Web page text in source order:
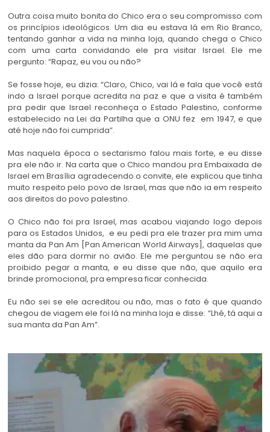
Outra coisa muito bonita do Chico era o seu compromisso com
os princípios ideológicos. Um dia eu estava lá em Rio Branco,
tentando ganhar a vida na minha loja, quando chega o Chico
com uma carta convidando ele pra visitar Israel. Ele me
pergunto: “Rapaz, eu vou ou não?
Se fosse hoje, eu dizia: “Claro, Chico, vai lá e fala que você está
indo a Israel porque acredita na paz e que a visita é também
pra pedir que Israel reconheça o Estado Palestino, conforme
estabelecido na Lei da Partilha que a ONU fez em 1947, e que
até hoje não foi cumprida”.
Mas naquela época o sectarismo falou mais forte, e eu disse
pra ele não ir. Na carta que o Chico mandou pra Embaixada de
Israel em Brasília agradecendo o convite, ele explicou que tinha
muito respeito pelo povo de Israel, mas que não ia em respeito
aos direitos do povo palestino.
O Chico não foi pra Israel, mas acabou viajando logo depois
para os Estados Unidos, e eu pedi pra ele trazer pra mim uma
manta da Pan Am [Pan American World Airways], daquelas que
eles dão para dormir no avião. Ele me perguntou se não era
proibido pegar a manta, e eu disse que não, que aquilo era
brinde promocional, pra empresa ficar conhecida.
Eu não sei se ele acreditou ou não, mas o fato é que quando
chegou de viagem ele foi lá na minha loja e disse: “Lhé, tá aqui a
sua manta da Pan Am”.